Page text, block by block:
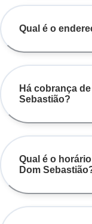
Qual é o
Há cobrança
Sebastião?
Qual é o
Dom